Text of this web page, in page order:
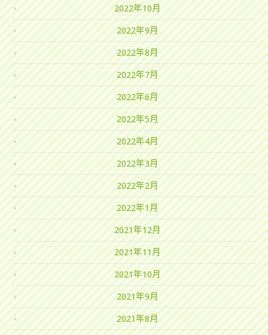
2022年10月
2022年9月
2022年8月
2022年7月
2022年6月
2022年5月
2022年4月
2022年3月
2022年2月
2022年1月
2021年12月
2021年11月
2021年10月
2021年9月
2021年8月